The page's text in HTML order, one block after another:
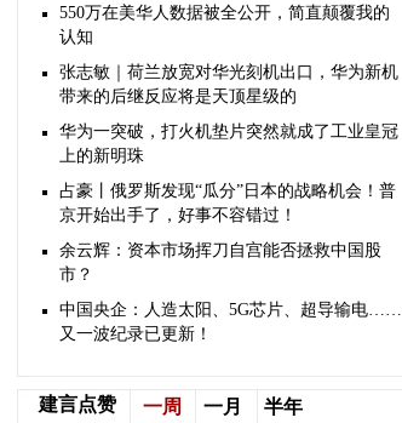
550万在美华人数据被全公开，简直颠覆我的
认知
张志敏｜荷兰放宽对华光刻机出口，华为新机
带来的后继反应将是天顶星级的
华为一突破，打火机垫片突然就成了工业皇冠
上的新明珠
占豪丨俄罗斯发现“瓜分”日本的战略机会！普
京开始出手了，好事不容错过！
余云辉：资本市场挥刀自宫能否拯救中国股
市？
中国央企：人造太阳、5G芯片、超导输电……
又一波纪录已更新！
建言点赞 一周 一月 半年